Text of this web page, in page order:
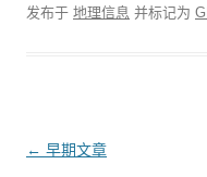
发布于 地理信息 并标记为
文
← 早期文章